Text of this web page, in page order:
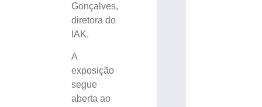
Gonçalves,
diretora do
IAK.
A
exposição
segue
aberta ao